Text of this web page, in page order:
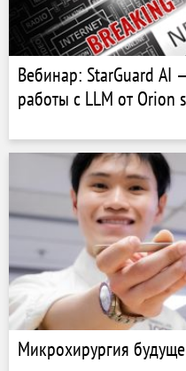
Вебинар: StarGuard AI
работы с LLM от Orion
Микрохирургия